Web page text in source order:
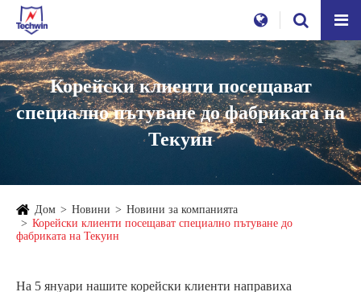
Корейски клиенти посещават
специално пътуване до фабриката на
Текуин
Дом Новини
Новини за компанията
Корейски клиенти посещават специално пътуване до
фабриката на Текуин
На 5 януари нашите корейски клиенти направиха